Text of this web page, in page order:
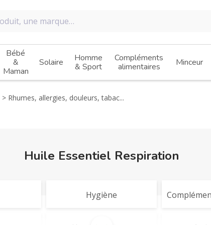
Bébé
&
Maman
Solaire
Homme
& Sport
Compléments
alimentaires
Minceur
Rhumes, allergies, douleurs, tabac...
Huile Essentiel Respiration
Hygiène